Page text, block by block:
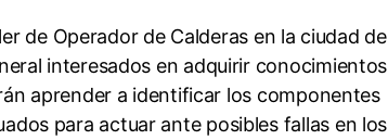
de Operador de Calderas en la ciudad de
interesados en adquirir conocimientos
aprender a identificar los componentes
para actuar ante posibles fallas en los